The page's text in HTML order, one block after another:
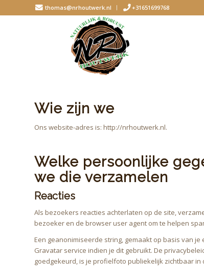
thomas@nrhoutwerk.nl +31651699768
Wie zijn we
Ons website-adres is: http://nrhoutwerk.nl.
Welke persoonlijke
we die verzamelen
Reacties
Als bezoekers reacties achterlaten op de site,
bezoeker en de browser user agent om te helpen
Een geanonimiseerde string, gemaakt op basis van
Gravatar service indien je dit gebruikt. De
goedgekeurd, is je profielfoto publiekelijk zichtbaar in